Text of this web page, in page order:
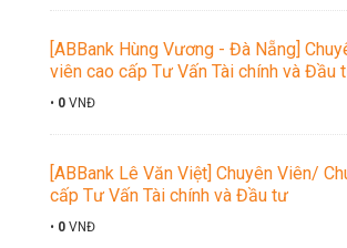
[ABBank Hùng Vương - Đà Nẵng]
viên cao cấp Tư Vấn Tài chính và Đầu
• 0 VNĐ
[ABBank Lê Văn Việt] Chuyên Viên/
cấp Tư Vấn Tài chính và Đầu tư
• 0 VNĐ